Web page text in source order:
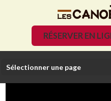
RÉSERVER EN
Sélectionner une page